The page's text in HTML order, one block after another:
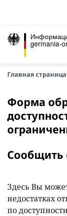
germania-
Главная страница
Форма
Сообщить
Здесь Вы
недостатках
по